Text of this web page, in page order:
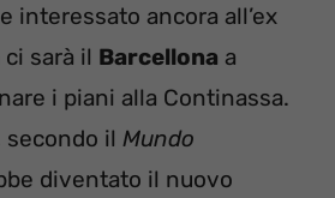
interessato ancora all’ex
ci sarà il Barcellona a
i piani alla Continassa.
il Mundo
diventato il nuovo